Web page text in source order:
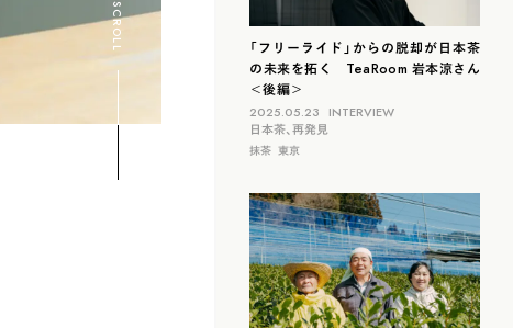
山梨 石川
SCROLL
「フリーライド」からの脱却が日本茶
の未来を拓く TeaRoom 岩本涼さん
＜後編＞
2025.05.23 INTERVIEW
日本茶、再発見
抹茶 東京